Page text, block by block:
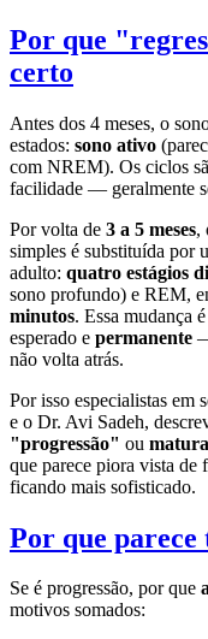
Por que
certo
Antes dos 4 meses, o
estados: sono ativo
com NREM). Os ciclos
facilidade — geralmente
Por volta de 3 a 5 meses,
simples é substituída por
adulto: quatro estágios
sono profundo) e REM,
minutos. Essa mudança
esperado e permanente
não volta atrás.
Por isso especialistas
e o Dr. Avi Sadeh,
"progressão" ou
que parece piora vista de
ficando mais sofisticado.
Por que parece
Se é progressão, por que
motivos somados: